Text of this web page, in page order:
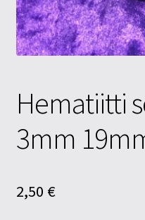
Tietosuojaseloste
Tuotteet
Hematiitti
3mm
2,50 €